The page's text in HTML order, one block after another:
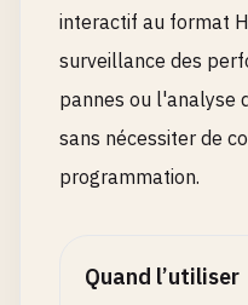
interactif au format
surveillance des
pannes ou l'analyse
sans nécessiter de
programmation.
Quand l’utiliser